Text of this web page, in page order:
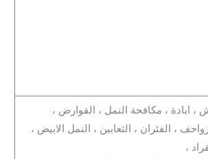
، ابادة ، مكافحة النمل ، القوارض ،
، الفئران ، الثعابين ، النمل الابيض ،
،